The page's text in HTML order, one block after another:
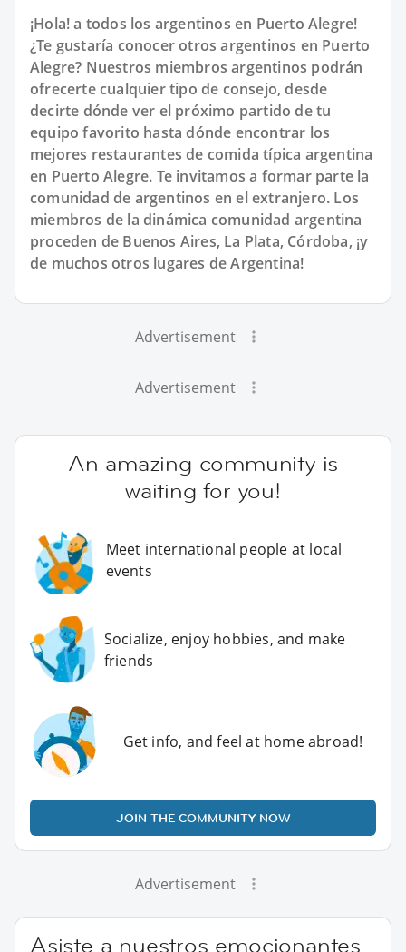
¡Hola! a todos los argentinos en Puerto Alegre!
¿Te gustaría conocer otros argentinos en Puerto
Alegre? Nuestros miembros argentinos podrán
ofrecerte cualquier tipo de consejo, desde
decirte dónde ver el próximo partido de tu
equipo favorito hasta dónde encontrar los
mejores restaurantes de comida típica argentina
en Puerto Alegre. Te invitamos a formar parte la
comunidad de argentinos en el extranjero. Los
miembros de la dinámica comunidad argentina
proceden de Buenos Aires, La Plata, Córdoba, ¡y
de muchos otros lugares de Argentina!
Advertisement
Advertisement
An amazing community is
waiting for you!
Meet international people at local
events
Socialize, enjoy hobbies, and make
friends
Get info, and feel at home abroad!
JOIN THE COMMUNITY NOW
Advertisement
Asiste a nuestros emocionantes